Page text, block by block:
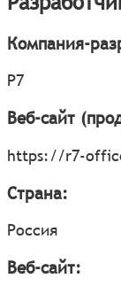
Компания-
Р7
Веб-сайт
https://r7-
Страна:
Россия
Веб-сайт: